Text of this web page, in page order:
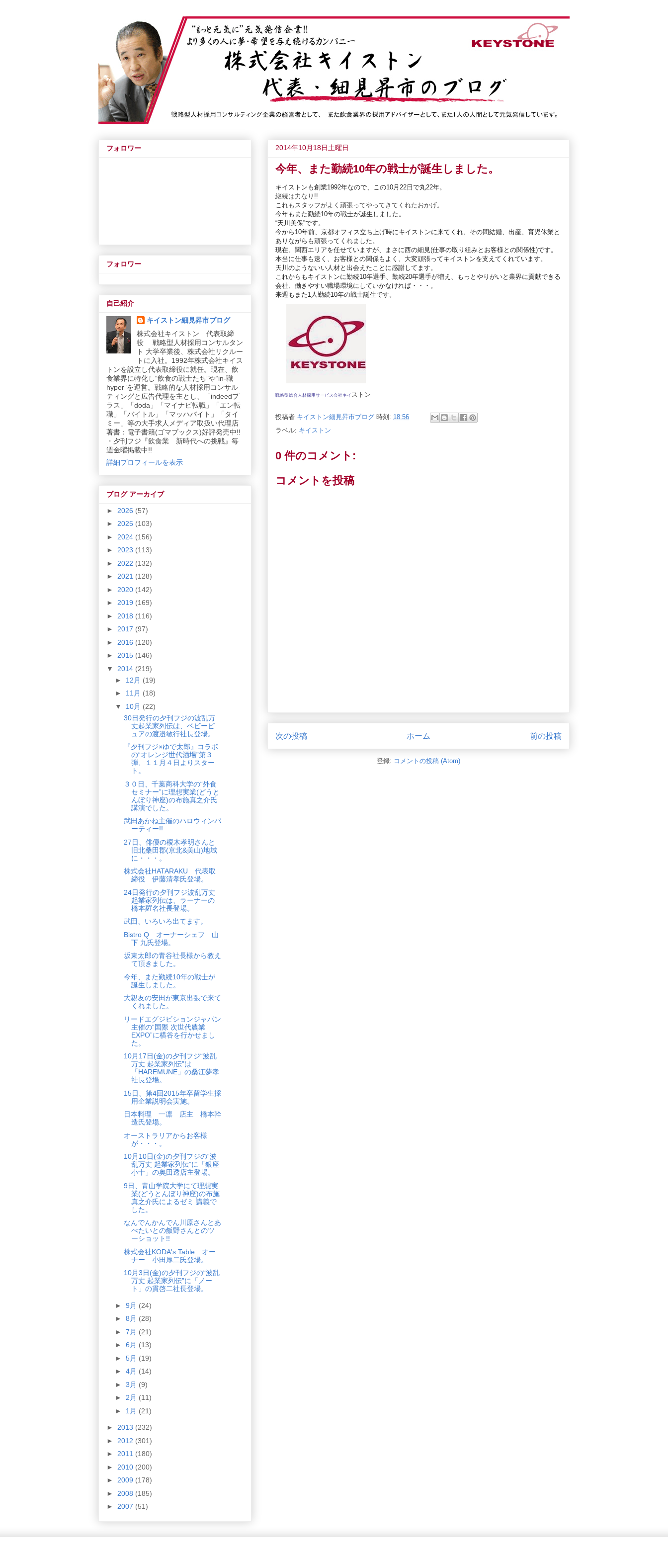
2014年10月18日土曜日
今年、また勤続10年の戦士が誕生しました。
キイストンも創業1992年なので、この10月22日で丸22年。
継続は力なり!!
これもスタッフがよく頑張ってやってきてくれたおかげ。
今年もまた勤続10年の戦士が誕生しました。
“天川美保”です。
今から10年前、京都オフィス立ち上げ時にキイストンに来てくれ、その間結婚、出産、育児休業と
ありながらも頑張ってくれました。
現在、関西エリアを任せていますが、まさに西の細見(仕事の取り組みとお客様との関係性)です。
本当に仕事も速く、お客様との関係もよく、大変頑張ってキイストンを支えてくれています。
天川のようないい人材と出会えたことに感謝してます。
これからもキイストンに勤続10年選手、勤続20年選手が増え、もっとやりがいと業界に貢献できる
会社、働きやすい職場環境にしていかなければ・・・。
来週もまた1人勤続10年の戦士誕生です。
戦略型総合人材採用サービス会社キイ ストン
投稿者 キイストン細見昇市ブログ 時刻: 18:56
ラベル: キイストン
0 件のコメント:
コメントを投稿
次の投稿 前の投稿
ホーム
登録: コメントの投稿 (Atom)
フォロワー
フォロワー
自己紹介
キイストン細見昇市ブログ
株式会社キイストン 代表取締
役 戦略型人材採用コンサルタン
ト 大学卒業後、株式会社リクルー
トに入社。1992年株式会社キイス
トンを設立し代表取締役に就任。現在、飲
食業界に特化し“飲食の戦士たち”や“in-職
hyper”を運営。戦略的な人材採用コンサル
ティングと広告代理を主とし、「indeedプ
ラス」「doda」「マイナビ転職」「エン転
職」「バイトル」「マッハバイト」「タイ
ミー」等の大手求人メディア取扱い代理店
著書：電子書籍(ゴマブックス)好評発売中!!
・夕刊フジ『飲食業 新時代への挑戦』毎
週金曜掲載中!!
詳細プロフィールを表示
ブログ アーカイブ
► 2026 (57)
► 2025 (103)
► 2024 (156)
► 2023 (113)
► 2022 (132)
► 2021 (128)
► 2020 (142)
► 2019 (169)
► 2018 (116)
► 2017 (97)
► 2016 (120)
► 2015 (146)
▼ 2014 (219)
► 12月 (19)
► 11月 (18)
▼ 10月 (22)
30日発行の夕刊フジの波乱万
丈起業家列伝は、ベビーピ
ュアの渡邉敏行社長登場。
『夕刊フジ×ゆで太郎』コラボ
の“オレンジ世代酒場”第３
弾、１１月４日よりスター
ト。
３０日、千葉商科大学の“外食
セミナー”に理想実業(どうと
んぼり神座)の布施真之介氏
講演でした。
武田あかね主催のハロウィンパ
ーティー!!
27日、俳優の榎木孝明さんと
旧北桑田郡(京北&美山)地域
に・・・。
株式会社HATARAKU 代表取
締役 伊藤清孝氏登場。
24日発行の夕刊フジ波乱万丈
起業家列伝は、ラーナーの
橋本羅名社長登場。
武田、いろいろ出てます。
Bistro Q オーナーシェフ 山
下 九氏登場。
坂東太郎の青谷社長様から教え
て頂きました。
今年、また勤続10年の戦士が
誕生しました。
大親友の安田が東京出張で来て
くれました。
リードエグジビションジャパン
主催の“国際 次世代農業
EXPO”に横谷を行かせまし
た。
10月17日(金)の夕刊フジ“波乱
万丈 起業家列伝”は
「HAREMUNE」の桑江夢孝
社長登場。
15日、第4回2015年卒留学生採
用企業説明会実施。
日本料理 一凛 店主 橋本幹
造氏登場。
オーストラリアからお客様
が・・・。
10月10日(金)の夕刊フジの“波
乱万丈 起業家列伝”に「銀座
小十」の奥田透店主登場。
9日、青山学院大学にて理想実
業(どうとんぼり神座)の布施
真之介氏によるゼミ 講義で
した。
なんでんかんでん川原さんとあ
ぺたいとの飯野さんとのツ
ーショット!!
株式会社KODA's Table オー
ナー 小田厚二氏登場。
10月3日(金)の夕刊フジの“波乱
万丈 起業家列伝”に「ノー
ト」の貫啓二社長登場。
► 9月 (24)
► 8月 (28)
► 7月 (21)
► 6月 (13)
► 5月 (19)
► 4月 (14)
► 3月 (9)
► 2月 (11)
► 1月 (21)
► 2013 (232)
► 2012 (301)
► 2011 (180)
► 2010 (200)
► 2009 (178)
► 2008 (185)
► 2007 (51)